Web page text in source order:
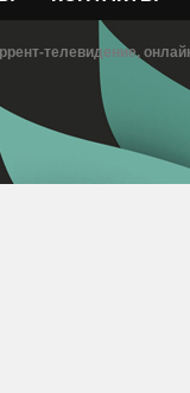
телевидение,